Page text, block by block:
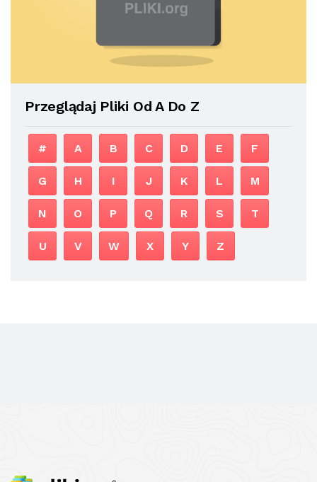
Przeglądaj Pliki Od A Do Z
# A B C D E F
G H I J K L M
N O P Q R S T
U V W X Y Z